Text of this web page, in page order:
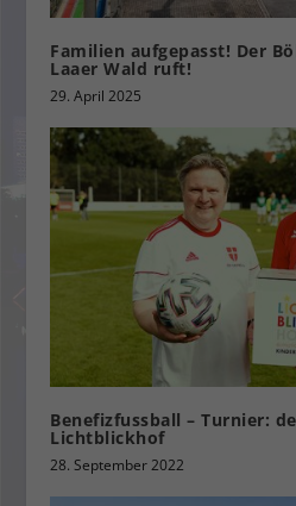
Familien aufgepasst! Der
Laaer Wald ruft!
29. April 2025
Benefizfussball – Turnier:
Lichtblickhof
28. September 2022